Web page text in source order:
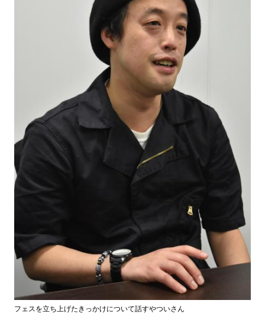
フェスを立ち上げたきっかけについて話すやついさん